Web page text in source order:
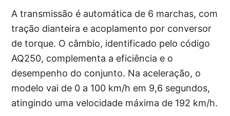
A transmissão é automática de 6 marchas, com
tração dianteira e acoplamento por conversor
de torque. O câmbio, identificado pelo código
AQ250, complementa a eficiência e o
desempenho do conjunto. Na aceleração, o
modelo vai de 0 a 100 km/h em 9,6 segundos,
atingindo uma velocidade máxima de 192 km/h.